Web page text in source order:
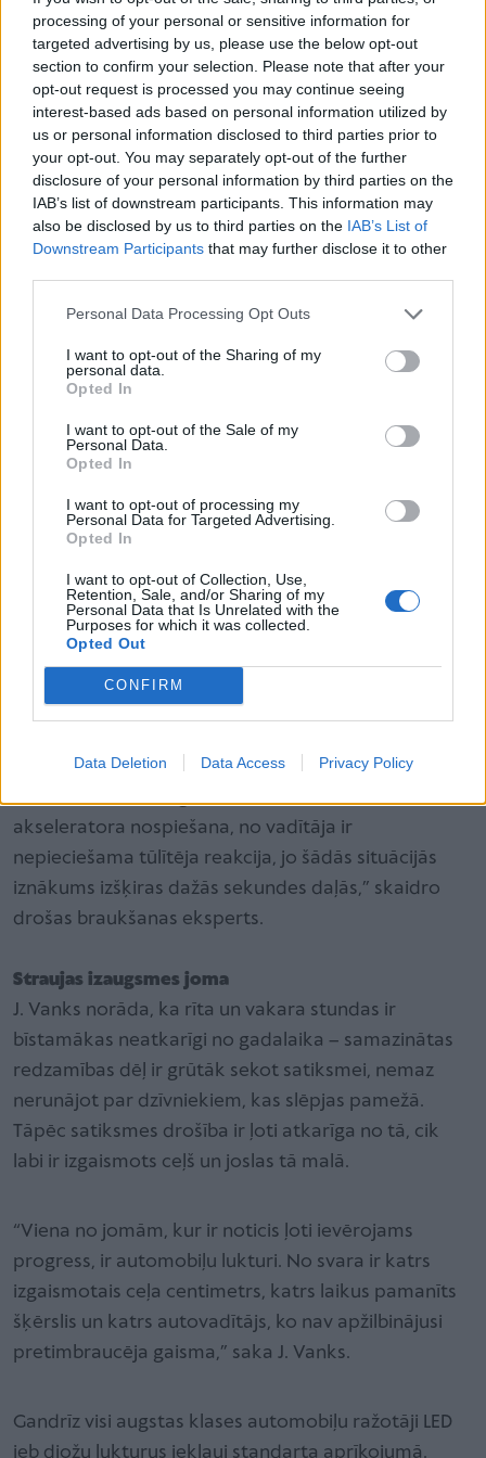
processing of your personal or sensitive information for
targeted advertising by us, please use the below opt-out
section to confirm your selection. Please note that after your
opt-out request is processed you may continue seeing
interest-based ads based on personal information utilized by
us or personal information disclosed to third parties prior to
your opt-out. You may separately opt-out of the further
disclosure of your personal information by third parties on the
IAB’s list of downstream participants. This information may
also be disclosed by us to third parties on the IAB’s List of
Downstream Participants that may further disclose it to other
Personal Data Processing Opt Outs
I want to opt-out of the Sharing of my
personal data.
Opted In
I want to opt-out of the Sale of my
Personal Data.
Opted In
I want to opt-out of processing my
Personal Data for Targeted Advertising.
Opted In
I want to opt-out of Collection, Use,
Retention, Sale, and/or Sharing of my
Personal Data that Is Unrelated with the
Purposes for which it was collected.
Opted Out
CONFIRM
Data Deletion Data Access Privacy Policy
Līdzīgi raksti
Kāpēc pirms braukšanas aukstā laikā automašīnu
nevajadzētu pārāk ilgi darbināt tukšgaitā
11 īsi, praktiski un vērtīgi padomi autovadītājiem,
ja snieg un puteņo
Skaidrojums ikvienai sievietei: kad signāllampiņas
Turklāt avārijas bremzēšanas sistēma, daļa no
vadītāja palīgsistēmu kopuma, kas pārrauga kustību
dažādas drošības tehnoloģijas, to skaitā vadītāja
modrības kontroli, palīdz novērst sadursmi ar
negaidītu šķērsli uz ceļa.
Drošas braukšanas skolas (DBS) direktors Jānis
Vanks uzsver, ka ir svarīgi novērtēt sava auto spējas
un braukt tām atbilstošā veidā. Jo paklausīgāks ir
automobilis, jo vairāk priekšrocību, kad ekstrēmās
situācijas momentāni jāpieņem lēmums.
akseleratora nospiešana, no vadītāja ir
nepieciešama tūlītēja reakcija, jo šādās situācijās
iznākums izšķiras dažās sekundes daļās,” skaidro
drošas braukšanas eksperts.
Straujas izaugsmes joma
J. Vanks norāda, ka rīta un vakara stundas ir
bīstamākas neatkarīgi no gadalaika – samazinātas
redzamības dēļ ir grūtāk sekot satiksmei, nemaz
nerunājot par dzīvniekiem, kas slēpjas pamežā.
Tāpēc satiksmes drošība ir ļoti atkarīga no tā, cik
labi ir izgaismots ceļš un joslas tā malā.
“Viena no jomām, kur ir noticis ļoti ievērojams
progress, ir automobiļu lukturi. No svara ir katrs
izgaismotais ceļa centimetrs, katrs laikus pamanīts
šķērslis un katrs autovadītājs, ko nav apžilbinājusi
pretimbraucēja gaisma,” saka J. Vanks.
Gandrīz visi augstas klases automobiļu ražotāji LED
jeb diožu lukturus iekļauj standarta aprīkojumā.